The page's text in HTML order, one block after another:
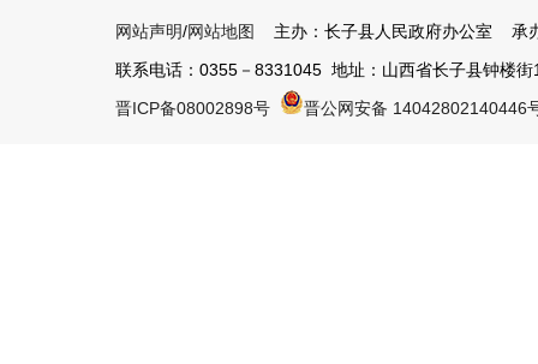
网站声明/网站地图
主办：长子县人民政府办公室 承
联系电话：0355－8331045 地址：山西省长子县钟楼
晋ICP备08002898号
晋公网安备 14042802140446